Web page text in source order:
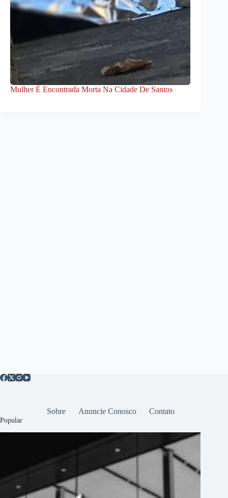
Mulher É Encontrada Morta Na Cidade De Santos
Sobre Anuncie Conosco Contato
Popular